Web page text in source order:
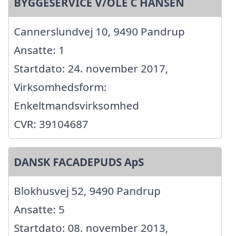
Cannerslundvej 10, 9490 Pandrup
Ansatte: 1
Startdato: 24. november 2017,
Virksomhedsform:
Enkeltmandsvirksomhed
CVR: 39104687
DANSK FACADEPUDS ApS
Blokhusvej 52, 9490 Pandrup
Ansatte: 5
Startdato: 08. november 2013,